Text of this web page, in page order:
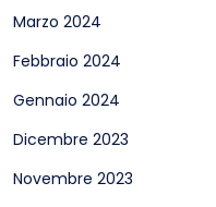
Marzo 2024
Febbraio 2024
Gennaio 2024
Dicembre 2023
Novembre 2023